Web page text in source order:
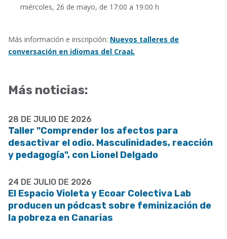
miércoles, 26 de mayo, de 17:00 a 19:00 h
Más información e inscripción: Nuevos talleres de
conversación en idiomas del CraaL
Más noticias:
28 DE JULIO DE 2026
Taller "Comprender los afectos para
desactivar el odio. Masculinidades, reacción
y pedagogía", con Lionel Delgado
24 DE JULIO DE 2026
El Espacio Violeta y Ecoar Colectiva Lab
producen un pódcast sobre feminización de
la pobreza en Canarias